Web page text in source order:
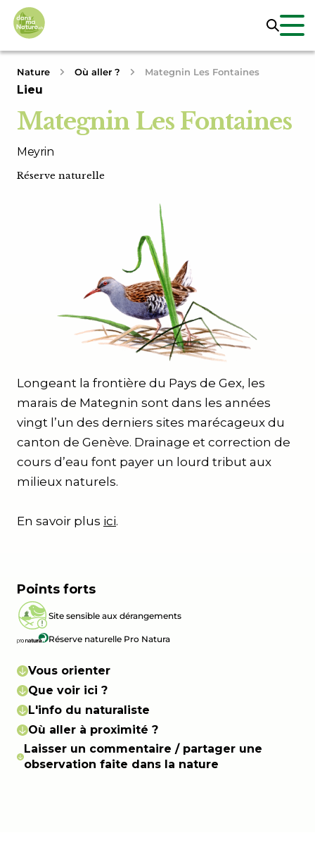
Nature Où aller ? Mategnin Les Fontaines
Lieu
Mategnin Les Fontaines
Meyrin
Réserve naturelle
Longeant la frontière du Pays de Gex, les
marais de Mategnin sont dans les années
vingt l’un des derniers sites marécageux du
canton de Genève. Drainage et correction de
cours d’eau font payer un lourd tribut aux
milieux naturels.
En savoir plus ici.
Points forts
Site sensible aux dérangements
Réserve naturelle Pro Natura
Vous orienter
Que voir ici ?
L'info du naturaliste
Où aller à proximité ?
Laisser un commentaire / partager une
observation faite dans la nature